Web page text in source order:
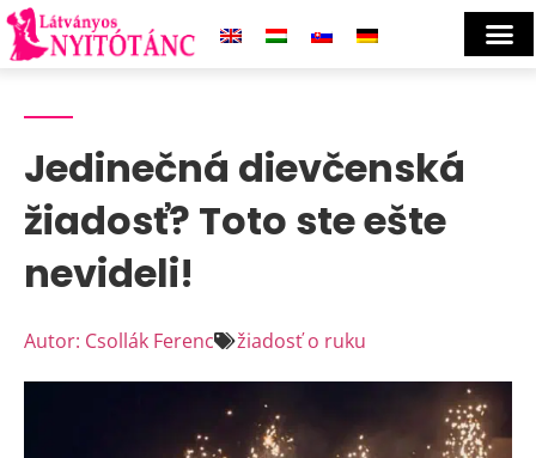
Jedinečná dievčenská
žiadosť? Toto ste ešte
nevideli!
Autor: Csollák Ferenc žiadosť o ruku